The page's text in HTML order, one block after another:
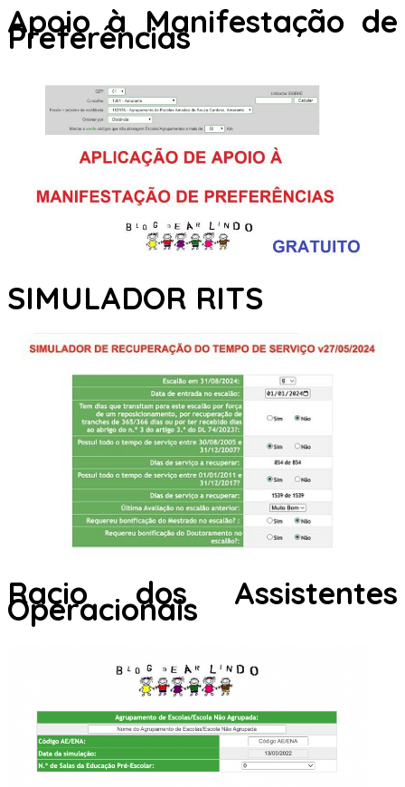
Apoio à Manifestação de
Preferências
SIMULADOR RITS
Racio dos Assistentes
Operacionais